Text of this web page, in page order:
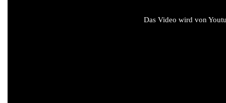
Das Video wird von